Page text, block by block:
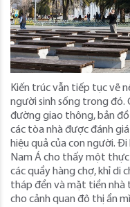
Kiến trúc vẫn tiếp tục vẽ
người sinh sống trong đó.
đường giao thông, bản đồ
các tòa nhà được đánh
hiệu quả của con người.
Nam Á cho thấy một
các quầy hàng chợ, khỉ di
tháp đền và mặt tiền nhà
cho cảnh quan đô thị ẩn